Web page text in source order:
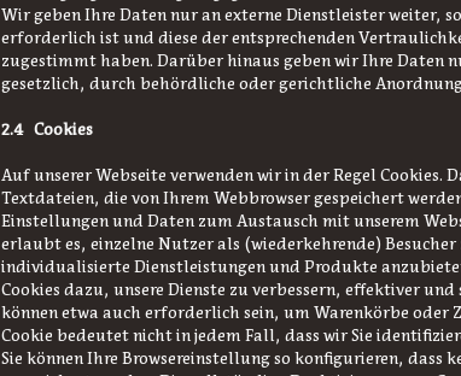
Wir geben Ihre Daten nur an externe Dienstleister weiter,
erforderlich ist und diese der entsprechenden
zugestimmt haben. Darüber hinaus geben wir Ihre Daten
gesetzlich, durch behördliche oder gerichtliche
2.4 Cookies
Auf unserer Webseite verwenden wir in der Regel Cookies.
Textdateien, die von Ihrem Webbrowser gespeichert
Einstellungen und Daten zum Austausch mit unserem
erlaubt es, einzelne Nutzer als (wiederkehrende)
individualisierte Dienstleistungen und Produkte
Cookies dazu, unsere Dienste zu verbessern, effektiver und
können etwa auch erforderlich sein, um Warenkörbe oder
Cookie bedeutet nicht in jedem Fall, dass wir Sie
Sie können Ihre Browsereinstellung so konfigurieren, dass